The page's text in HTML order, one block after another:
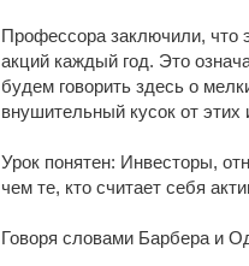
Профессора заключили, что
акций каждый год. Это
будем говорить здесь о
внушительный кусок от этих
Урок понятен: Инвесторы,
чем те, кто считает себя
Говоря словами Барбера и